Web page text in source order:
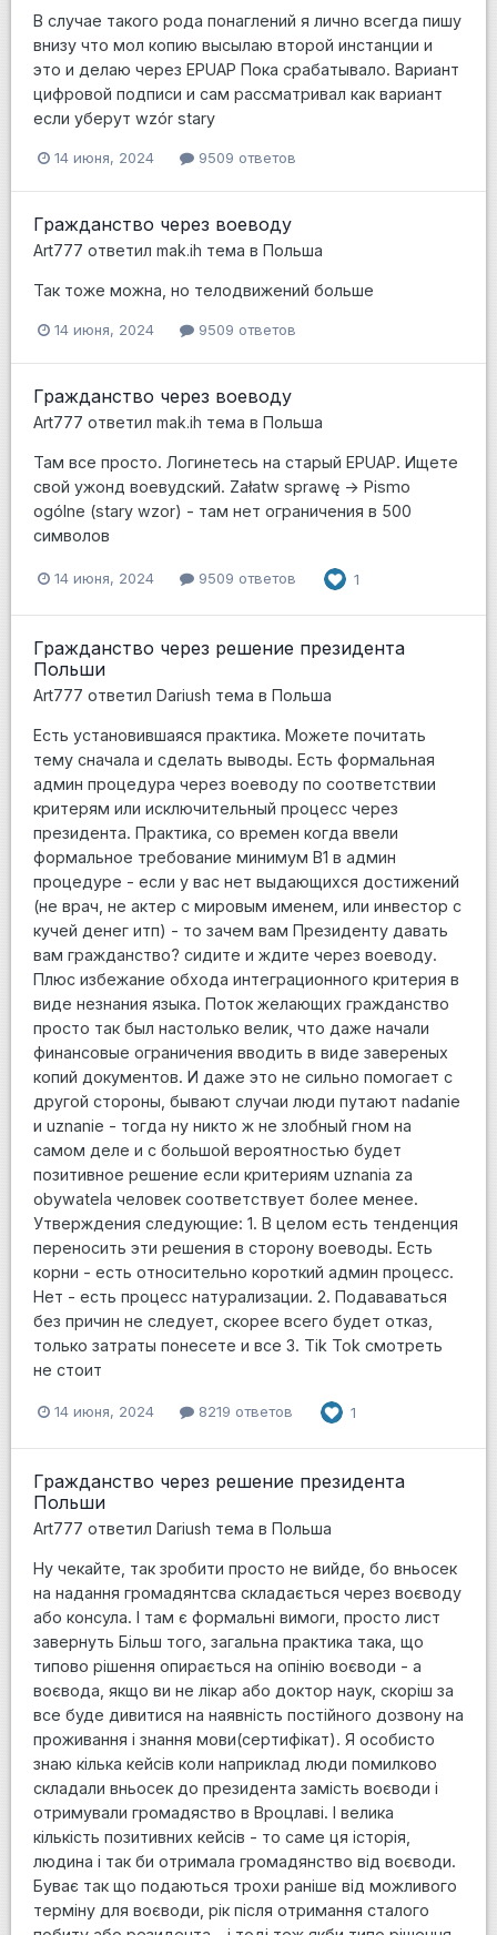
В случае такого рода понаглений я лично всегда пишу
внизу что мол копию высылаю второй инстанции и
это и делаю через EPUAP Пока срабатывало. Вариант
цифровой подписи и сам рассматривал как вариант
если уберут wzór stary
14 июня, 2024 9509 ответов
Гражданство через воеводу
Art777 ответил mak.ih тема в Польша
Так тоже можна, но телодвижений больше
14 июня, 2024 9509 ответов
Гражданство через воеводу
Art777 ответил mak.ih тема в Польша
Там все просто. Логинетесь на старый EPUAP. Ищете
свой ужонд воевудский. Załatw sprawę -> Pismo
ogólne (stary wzor) - там нет ограничения в 500
символов
14 июня, 2024 9509 ответов 1
Гражданство через решение президента
Польши
Art777 ответил Dariush тема в Польша
Есть установившаяся практика. Можете почитать
тему сначала и сделать выводы. Есть формальная
админ процедура через воеводу по соответствии
критерям или исключительный процесс через
президента. Практика, со времен когда ввели
формальное требование минимум В1 в админ
процедуре - если у вас нет выдающихся достижений
(не врач, не актер с мировым именем, или инвестор с
кучей денег итп) - то зачем вам Президенту давать
вам гражданство? сидите и ждите через воеводу.
Плюс избежание обхода интеграционного критерия в
виде незнания языка. Поток желающих гражданство
просто так был настолько велик, что даже начали
финансовые ограничения вводить в виде завереных
копий документов. И даже это не сильно помогает с
другой стороны, бывают случаи люди путают nadanie
и uznanie - тогда ну никто ж не злобный гном на
самом деле и с большой вероятностью будет
позитивное решение если критериям uznania za
obywatela человек соответствует более менее.
Утверждения следующие: 1. В целом есть тенденция
переносить эти решения в сторону воеводы. Есть
корни - есть относительно короткий админ процесс.
Нет - есть процесс натурализации. 2. Подававаться
без причин не следует, скорее всего будет отказ,
только затраты понесете и все 3. Tik Tok смотреть
не стоит
14 июня, 2024 8219 ответов 1
Гражданство через решение президента
Польши
Art777 ответил Dariush тема в Польша
Ну чекайте, так зробити просто не вийде, бо вньосек
на надання громадянтсва складається через воєводу
або консула. І там є формальні вимоги, просто лист
завернуть Більш того, загальна практика така, що
типово рішення опирається на опінію воєводи - а
воєвода, якщо ви не лікар або доктор наук, скоріш за
все буде дивитися на наявність постійного дозвону на
проживання і знання мови(сертифікат). Я особисто
знаю кілька кейсів коли наприклад люди помилково
складали вньосек до президента замість воєводи і
отримували громадяство в Вроцлаві. І велика
кількість позитивних кейсів - то саме ця історія,
людина і так би отримала громадянство від воєводи.
Буває так що подаються трохи раніше від можливого
терміну для воєводи, рік після отримання сталого